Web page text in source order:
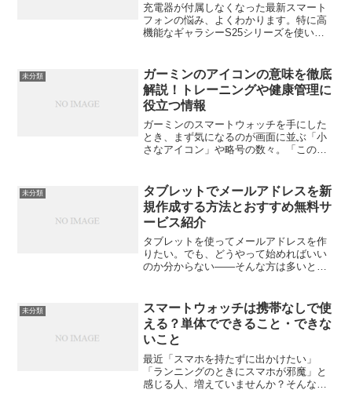
充電器が付属しなくなった最新スマート
フォンの悩み、よくわかります。特に高
機能なギャラシーS25シリーズを使いこ
器は使えるのか？」「最速充電を実現す
るには？」という根本的...
未分類
ガーミンのアイコンの意味を徹底
解説！トレーニングや健康管理に
役立つ情報
ガーミンのスマートウォッチを手にした
とき、まず気になるのが画面に並ぶ「小
さなアイコン」や略号の数々。「このマ
す。でも、これらのアイコンやデータの
意味を理解すると、ガーミン...
未分類
タブレットでメールアドレスを新
規作成する方法とおすすめ無料サ
ービス紹介
タブレットを使ってメールアドレスを作
りたい。でも、どうやって始めればいい
のか分からない——そんな方は多いと思
面、設定画面や手順に迷うこともありま
すよね。この記事では、初...
未分類
スマートウォッチは携帯なしで使
える？単体でできること・できな
いこと
最近「スマホを持たずに出かけたい」
「ランニングのときにスマホが邪魔」と
感じる人、増えていませんか？そんなと